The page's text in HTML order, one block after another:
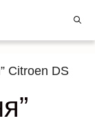
Citroen DS